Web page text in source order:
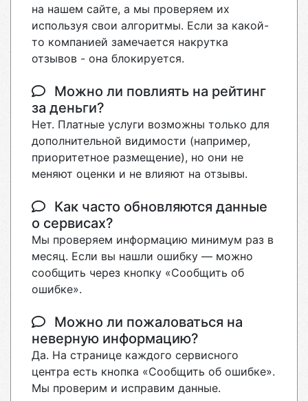
на нашем сайте, а мы проверяем их
используя свои алгоритмы. Если за какой-
то компанией замечается накрутка
отзывов - она блокируется.
Можно ли повлиять на рейтинг
за деньги?
Нет. Платные услуги возможны только для
дополнительной видимости (например,
приоритетное размещение), но они не
меняют оценки и не влияют на отзывы.
Как часто обновляются данные
о сервисах?
Мы проверяем информацию минимум раз в
месяц. Если вы нашли ошибку — можно
сообщить через кнопку «Сообщить об
ошибке».
Можно ли пожаловаться на
неверную информацию?
Да. На странице каждого сервисного
центра есть кнопка «Сообщить об ошибке».
Мы проверим и исправим данные.